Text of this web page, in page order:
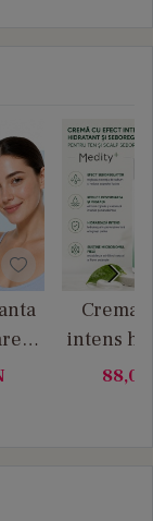
Crema
intens
88,00